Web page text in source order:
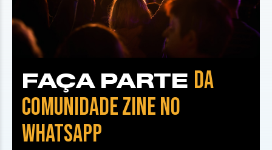
FAÇA PARTE DA
COMUNIDADE ZINE NO
WHATSAPP